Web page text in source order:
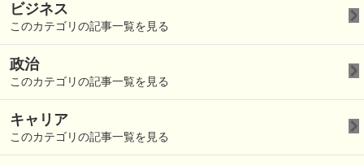
ビジネス
このカテゴリの記事一覧を見る
政治
このカテゴリの記事一覧を見る
キャリア
このカテゴリの記事一覧を見る